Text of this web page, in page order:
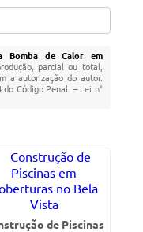
Bomba de Calor em
parcial ou total,
a autorização do autor.
Código Penal. –Lei n°
de Piscinas